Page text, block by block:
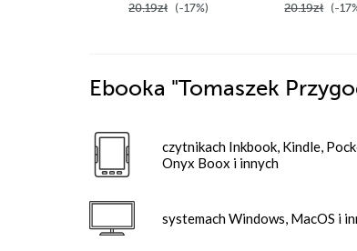
20.19zł (-17%) 20.19zł (-
Ebooka "Tomaszek
czytnikach Inkbook, Kindle,
Onyx Boox i innych
systemach Windows, MacOS i